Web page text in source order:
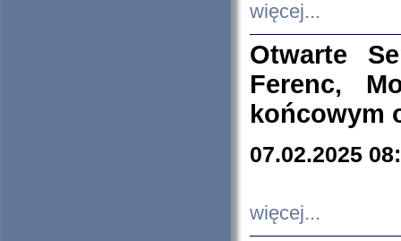
więcej...
Otwarte
Ferenc,
końcowym
07.02.2025
więcej...